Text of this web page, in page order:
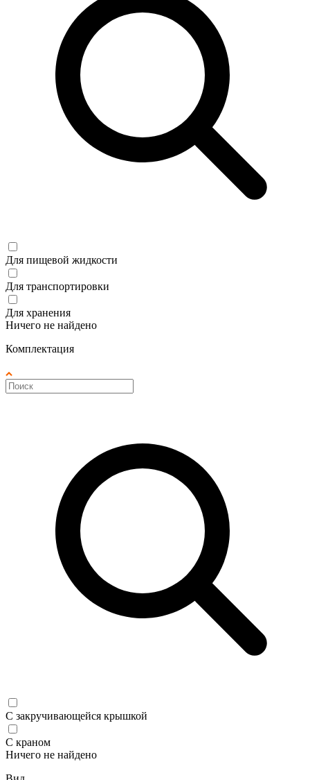
Для пищевой жидкости
Для транспортировки
Для хранения
Ничего не найдено
Комплектация
С закручивающейся крышкой
С краном
Ничего не найдено